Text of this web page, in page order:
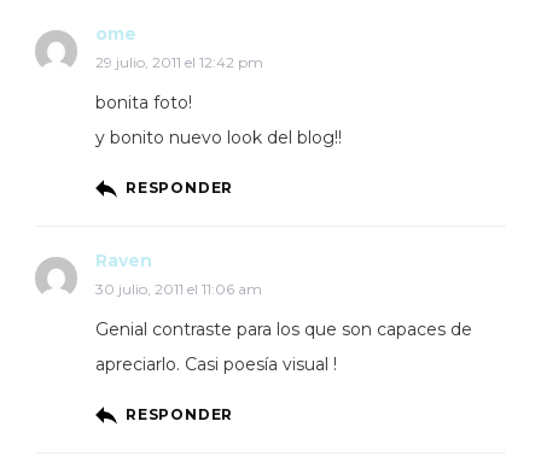
ome
29 julio, 2011 el 12:42 pm
bonita foto!
y bonito nuevo look del blog!!
RESPONDER
Raven
30 julio, 2011 el 11:06 am
Genial contraste para los que son capaces de
apreciarlo. Casi poesía visual !
RESPONDER